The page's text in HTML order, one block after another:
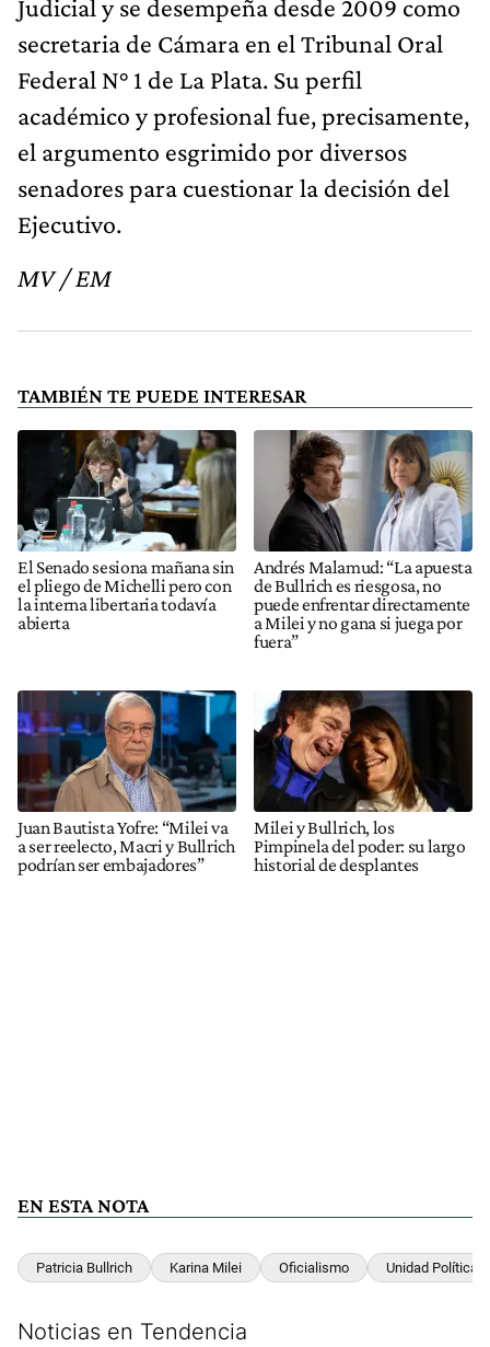
Judicial y se desempeña desde 2009 como
secretaria de Cámara en el Tribunal Oral
Federal N° 1 de La Plata. Su perfil
académico y profesional fue, precisamente,
el argumento esgrimido por diversos
senadores para cuestionar la decisión del
Ejecutivo.
MV / EM
TAMBIÉN TE PUEDE INTERESAR
El Senado sesiona mañana sin
el pliego de Michelli pero con
la interna libertaria todavía
abierta
Andrés Malamud: “La apuesta
de Bullrich es riesgosa, no
puede enfrentar directamente
a Milei y no gana si juega por
fuera”
Juan Bautista Yofre: “Milei va
a ser reelecto, Macri y Bullrich
podrían ser embajadores”
Milei y Bullrich, los
Pimpinela del poder: su largo
historial de desplantes
EN ESTA NOTA
Patricia Bullrich Karina Milei Oficialismo Unidad Política
Noticias en Tendencia